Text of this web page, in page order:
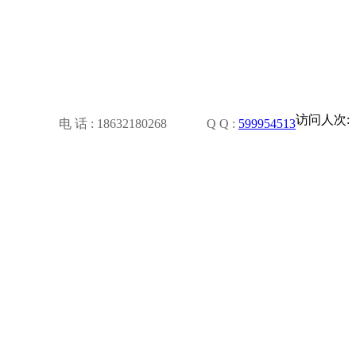
访问人次:
Q Q : 599954513
电 话 : 18632180268